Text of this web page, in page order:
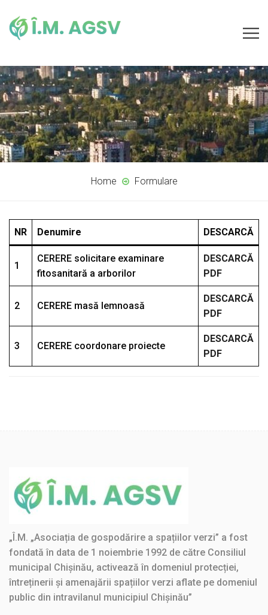
Home Formulare
NR Denumire DESCARCĂ
1
CERERE solicitare examinare
fitosanitară a arborilor
DESCARCĂ
PDF
2 CERERE masă lemnoasă
DESCARCĂ
PDF
3 CERERE coordonare proiecte
DESCARCĂ
PDF
„Î.M. „Asociația de gospodărire a spațiilor verzi” a fost
fondată în data de 1 noiembrie 1992 de către Consiliul
municipal Chișinău, activează în domeniul protecției,
întreținerii și amenajării spațiilor verzi aflate pe domeniul
public din intravilanul municipiul Chișinău”